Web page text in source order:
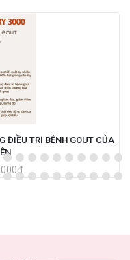
ĐIỀU TRỊ BỆNH GOUT CỦA